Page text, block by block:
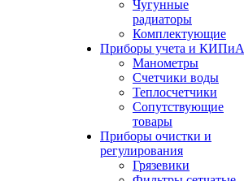
Чугунные
радиаторы
Комплектующие
Приборы учета и КИПиА
Манометры
Счетчики воды
Теплосчетчики
Сопутствующие
товары
Приборы очистки и
регулирования
Грязевики